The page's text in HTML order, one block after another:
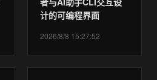
计的可编程界面
2026/8/8 15:27:52